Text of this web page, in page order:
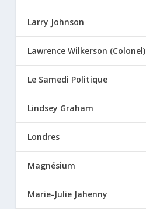
Larry Johnson
Lawrence Wilkerson (Colonel)
Le Samedi Politique
Lindsey Graham
Londres
Magnésium
Marie-Julie Jahenny